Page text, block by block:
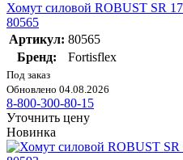
Хомут силовой ROBUST SR
80565
Артикул: 80565
Бренд:
Fortisflex
Под заказ
Обновлено 04.08.2026
8-800-300-80-15
Уточнить цену
Новинка